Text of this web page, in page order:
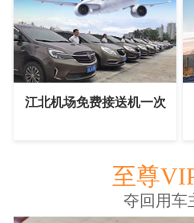
江北机场免费接送机一次
至尊
夺回用车